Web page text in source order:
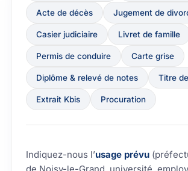
Acte de décès Jugement de
Casier judiciaire Livret de famille
Permis de conduire Carte grise
Diplôme & relevé de notes Titre
Extrait Kbis Procuration
Indiquez-nous l’usage prévu